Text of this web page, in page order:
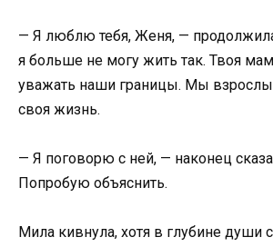
— Я люблю тебя, Женя, —
я больше не могу жить так. Твоя
уважать наши границы. Мы
своя жизнь.
— Я поговорю с ней, — наконец
Попробую объяснить.
Мила кивнула, хотя в глубине души